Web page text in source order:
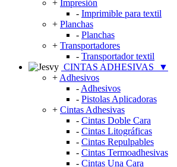
+ Impresión
- Imprimible para textil
+ Planchas
- Planchas
+ Transportadores
- Transportador textil
CINTAS ADHESIVAS
▼
+ Adhesivos
- Adhesivos
- Pistolas Aplicadoras
+ Cintas Adhesivas
- Cintas Doble Cara
- Cintas Litográficas
- Cintas Repulpables
- Cintas Termoadhesivas
- Cintas Una Cara